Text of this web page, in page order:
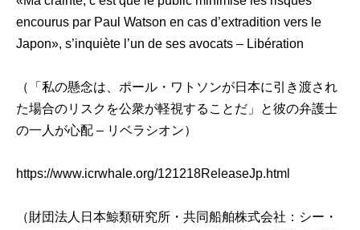
encourus par Paul Watson en cas d’extradition vers le
Japon», s’inquiète l’un de ses avocats – Libération
（「私の懸念は、ポール・ワトソンが日本に引き渡され
た場合のリスクを公衆が軽視することだ」と彼の弁護士
の一人が心配 – リベラシオン）
https://www.icrwhale.org/121218ReleaseJp.html
（財団法人日本鯨類研究所・共同船舶株式会社： シー・